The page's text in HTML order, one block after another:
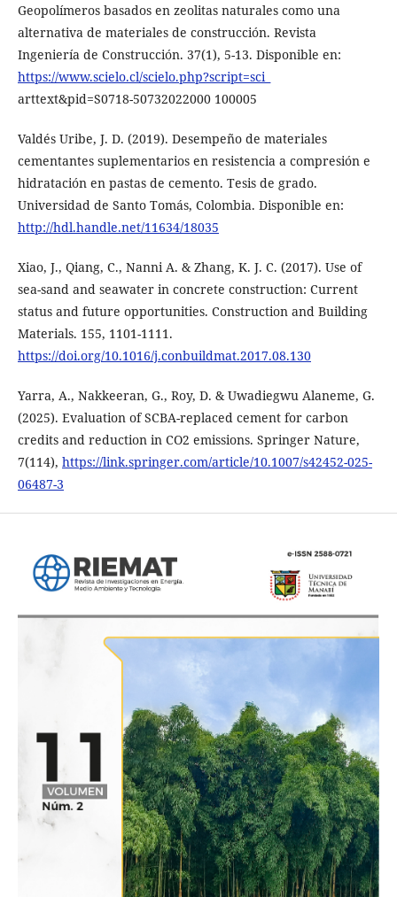
Geopolímeros basados en zeolitas naturales como una
alternativa de materiales de construcción. Revista
Ingeniería de Construcción. 37(1), 5-13. Disponible en:
https://www.scielo.cl/scielo.php?script=sci_
arttext&pid=S0718-50732022000 100005
Valdés Uribe, J. D. (2019). Desempeño de materiales
cementantes suplementarios en resistencia a compresión e
hidratación en pastas de cemento. Tesis de grado.
Universidad de Santo Tomás, Colombia. Disponible en:
http://hdl.handle.net/11634/18035
Xiao, J., Qiang, C., Nanni A. & Zhang, K. J. C. (2017). Use of
sea-sand and seawater in concrete construction: Current
status and future opportunities. Construction and Building
Materials. 155, 1101-1111.
https://doi.org/10.1016/j.conbuildmat.2017.08.130
Yarra, A., Nakkeeran, G., Roy, D. & Uwadiegwu Alaneme, G.
(2025). Evaluation of SCBA-replaced cement for carbon
credits and reduction in CO2 emissions. Springer Nature,
7(114), https://link.springer.com/article/10.1007/s42452-025-
06487-3